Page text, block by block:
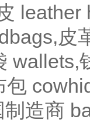
leather
皮
wallets,
包
制造商